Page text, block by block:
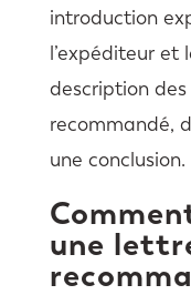
introduction
l’expéditeur et
description
recommandé,
une conclusion.
une